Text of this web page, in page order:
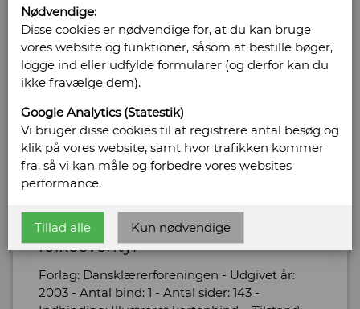
Udvalgt og genfortalt af
Carsten Høgh
Ånden i Flasken - og andre
folkeeventyr
Forlag: Dansklærerforeningen - Udgivet år:
2003 - Antal bind: 1 - Antal sider: 143 -
Nødvendige:
Disse cookies er nødvendige for, at du kan bruge
vores website og funktioner, såsom at bestille bøger,
logge ind eller udfylde formularer (og derfor kan du
ikke fravælge dem).
Google Analytics (Statestik)
Vi bruger disse cookies til at registrere antal besøg og
klik på vores website, samt hvor trafikken kommer
fra, så vi kan måle og forbedre vores websites
performance.
Tillad alle Kun nødvendige